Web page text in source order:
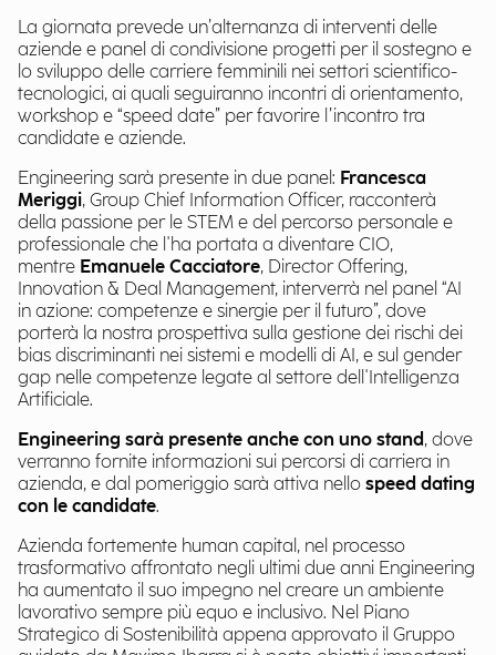
La giornata prevede un’alternanza di interventi delle
aziende e panel di condivisione progetti per il sostegno e
lo sviluppo delle carriere femminili nei settori scientifico-
tecnologici, ai quali seguiranno incontri di orientamento,
workshop e “speed date” per favorire l’incontro tra
candidate e aziende.
Engineering sarà presente in due panel: Francesca
Meriggi, Group Chief Information Officer, racconterà
della passione per le STEM e del percorso personale e
professionale che l'ha portata a diventare CIO,
mentre Emanuele Cacciatore, Director Offering,
Innovation & Deal Management, interverrà nel panel “AI
in azione: competenze e sinergie per il futuro”, dove
porterà la nostra prospettiva sulla gestione dei rischi dei
bias discriminanti nei sistemi e modelli di AI, e sul gender
gap nelle competenze legate al settore dell'Intelligenza
Artificiale.
Engineering sarà presente anche con uno stand, dove
verranno fornite informazioni sui percorsi di carriera in
azienda, e dal pomeriggio sarà attiva nello speed dating
con le candidate.
Azienda fortemente human capital, nel processo
trasformativo affrontato negli ultimi due anni Engineering
ha aumentato il suo impegno nel creare un ambiente
lavorativo sempre più equo e inclusivo. Nel Piano
Strategico di Sostenibilità appena approvato il Gruppo